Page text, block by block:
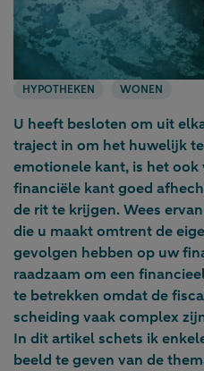
HYPOTHEKEN WONEN
U heeft besloten om uit
traject in om het huwelijk
emotionele kant, is het ook
financiële kant goed
de rit te krijgen. Wees
die u maakt omtrent de
gevolgen hebben op uw
raadzaam om een
te betrekken omdat de
scheiding vaak complex
In dit artikel schets ik
beeld te geven van de